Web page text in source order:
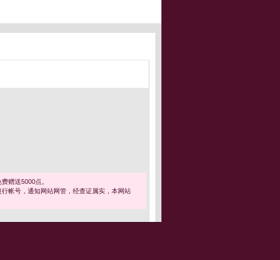
赠送5000点。
帐号，通知网站网管，经查证属实，本网站